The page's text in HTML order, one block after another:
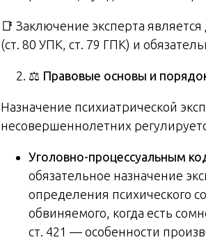
📑 Заключение эксперта
(ст. 80 УПК, ст. 79 ГПК) и
⚖️ Правовые основы и
Назначение психиатрической
несовершеннолетних
Уголовно-процессуальным
обязательное назначение
определения психического
обвиняемого, когда есть
ст. 421 — особенности